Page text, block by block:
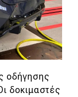
οδήγησης
δοκιμαστές